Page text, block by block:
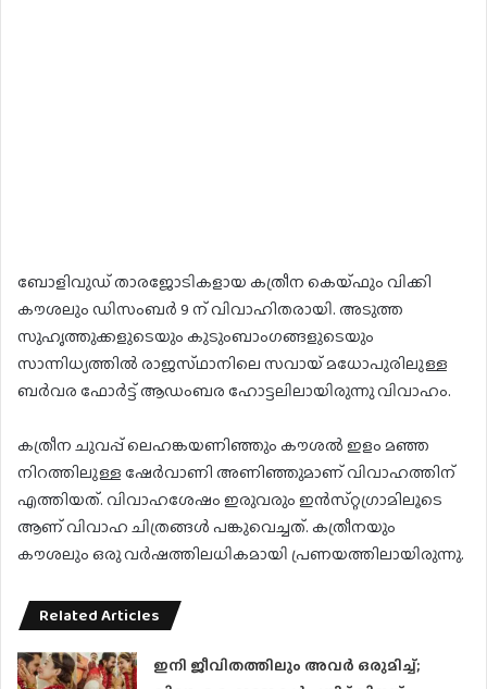
ബോളിവുഡ്​ താരജോടികളായ കത്രീന കെയ്​ഫും വിക്കി
കൗശലും ഡിസംബർ 9 ന് വിവാഹിതരായി. അടുത്ത
സുഹൃത്തുക്കളുടെയും കുടുംബാംഗങ്ങളുടെയും
സാന്നിധ്യത്തിൽ രാജസ്​ഥാനിലെ സവായ്​ മധോപുരിലുള്ള
ബർവര ഫോർട്ട്​ ആഡംബര ഹോട്ടലിലായിരുന്നു വിവാഹം.
കത്രീന ചുവപ്പ്​ ലെഹങ്കയണിഞ്ഞും കൗശൽ ഇളം മഞ്ഞ
നിറത്തിലുള്ള ഷേർവാണി അണിഞ്ഞുമാണ് വിവാഹത്തിന്
എത്തിയത്. വിവാഹശേഷം ഇരുവരും ഇൻസ്​റ്റഗ്രാമിലൂടെ
ആണ് വിവാഹ ചിത്രങ്ങൾ പങ്കു​വെച്ചത്. കത്രീനയും
കൗശലും ഒരു വർഷത്തിലധികമായി പ്രണയത്തിലായിരുന്നു.
Related Articles
ഇനി ജീവിതത്തിലും അവർ ഒരുമിച്ച്;